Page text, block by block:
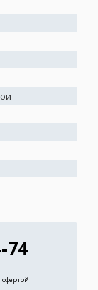
74